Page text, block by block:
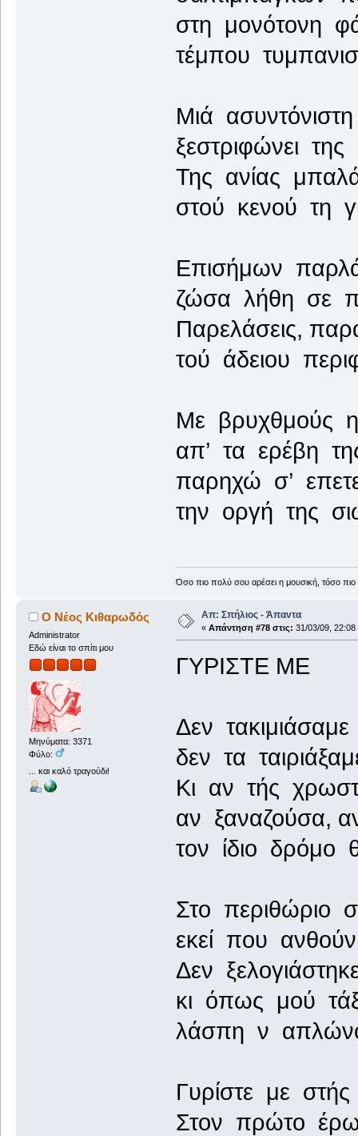
στη μονότονη
τέμπου
Μιά
ξεστριφώνει
Της ανίας
στού κενού τη
Επισήμων
ζώσα λήθη σε
Παρελάσεις,
τού άδειου
Με βρυχθμούς
απ’ τα ερέβη
παρηχώ σ’
την οργή της
Όσο πιο πολύ σου αρέσει η μουσική, τόσο
Ο Νέος Κιθαρωδός
Administrator
Εδώ είναι το σπίτι μου
Μηνύματα: 3371
Φύλο:
... και καλό τραγούδι!
Απ: Σπήλιος - Άπαντα
« Απάντηση #78 στις: 31/03/09, 22:08
ΓΥΡΙΣΤΕ ΜΕ
Δεν
δεν τα
Κι αν τής
αν ξαναζούσα,
τον ίδιο δρόμο
Στο περιθώριο
εκεί που
Δεν
κι όπως μού
λάσπη ν
Γυρίστε με
Στον πρώτο